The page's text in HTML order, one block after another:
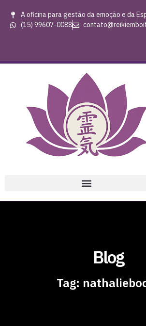
A oficina para gestão da emoção e da
(15) 99607-0088
Blog
Tag: